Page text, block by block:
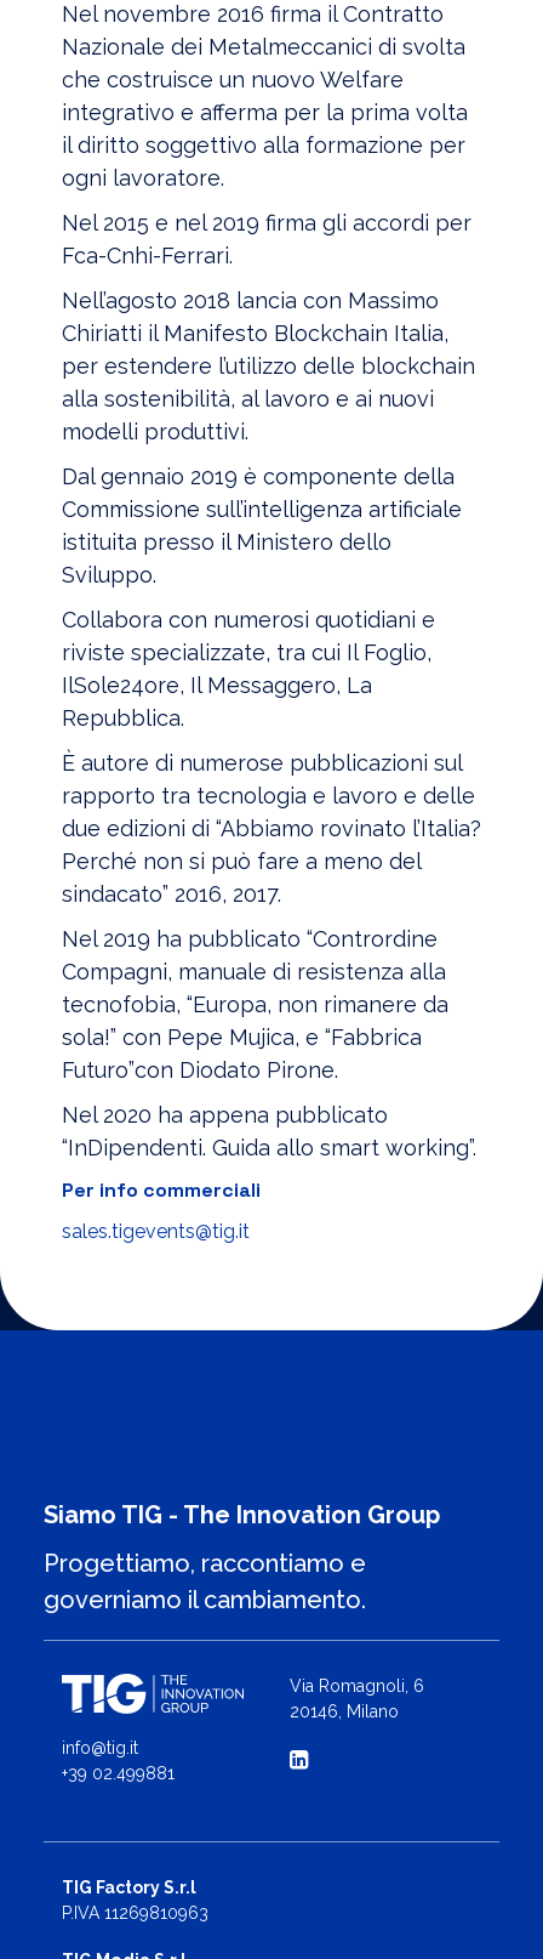
Nel novembre 2016 firma il Contratto
Nazionale dei Metalmeccanici di svolta
che costruisce un nuovo Welfare
integrativo e afferma per la prima volta
il diritto soggettivo alla formazione per
ogni lavoratore.
Nel 2015 e nel 2019 firma gli accordi per
Fca-Cnhi-Ferrari.
Nell’agosto 2018 lancia con Massimo
Chiriatti il Manifesto Blockchain Italia,
per estendere l’utilizzo delle blockchain
alla sostenibilità, al lavoro e ai nuovi
modelli produttivi.
Dal gennaio 2019 è componente della
Commissione sull’intelligenza artificiale
istituita presso il Ministero dello
Sviluppo.
Collabora con numerosi quotidiani e
riviste specializzate, tra cui Il Foglio,
IlSole24ore, Il Messaggero, La
Repubblica.
È autore di numerose pubblicazioni sul
rapporto tra tecnologia e lavoro e delle
due edizioni di “Abbiamo rovinato l’Italia?
Perché non si può fare a meno del
sindacato” 2016, 2017.
Nel 2019 ha pubblicato “Contrordine
Compagni, manuale di resistenza alla
tecnofobia, “Europa, non rimanere da
sola!” con Pepe Mujica, e “Fabbrica
Futuro”con Diodato Pirone.
Nel 2020 ha appena pubblicato
“InDipendenti. Guida allo smart working”.
Per info commerciali
sales.tigevents@tig.it
Siamo TIG - The Innovation Group
Progettiamo, raccontiamo e
governiamo il cambiamento.
info@tig.it
+39 02.499881
Via Romagnoli, 6
20146, Milano
TIG Factory S.r.l
P.IVA 11269810963